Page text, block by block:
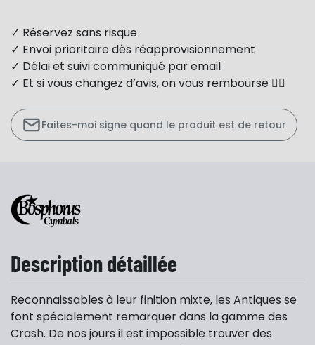
✓ Réservez sans risque
✓ Envoi prioritaire dès réapprovisionnement
✓ Délai et suivi communiqué par email
✓ Et si vous changez d’avis, on vous rembourse 👍🏻
Faites-moi signe quand le produit est de retour
Description détaillée
Reconnaissables à leur finition mixte, les Antiques se
font spécialement remarquer dans la gamme des
Crash. De nos jours il est impossible trouver des